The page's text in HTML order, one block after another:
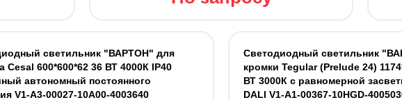
светильник "ВАРТОН" для
Cesal 600*600*62 36 ВТ 4000К IP40
автономный постоянного
V1-A3-00027-10A00-4003640
Светодиодный светильник
кромки Tegular (Prelude 24)
ВТ 3000К с равномерной
DALI V1-A1-00367-10HGD-